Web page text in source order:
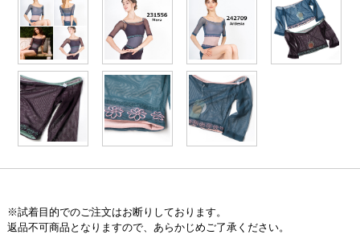
※試着目的でのご注文はお断りしております。
返品不可商品となりますので、あらかじめご了承ください。